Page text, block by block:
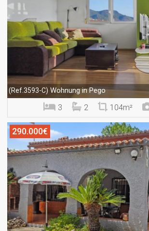
(Ref.3593-C) Wohnung in Pego
3 2 104m²
290.000€